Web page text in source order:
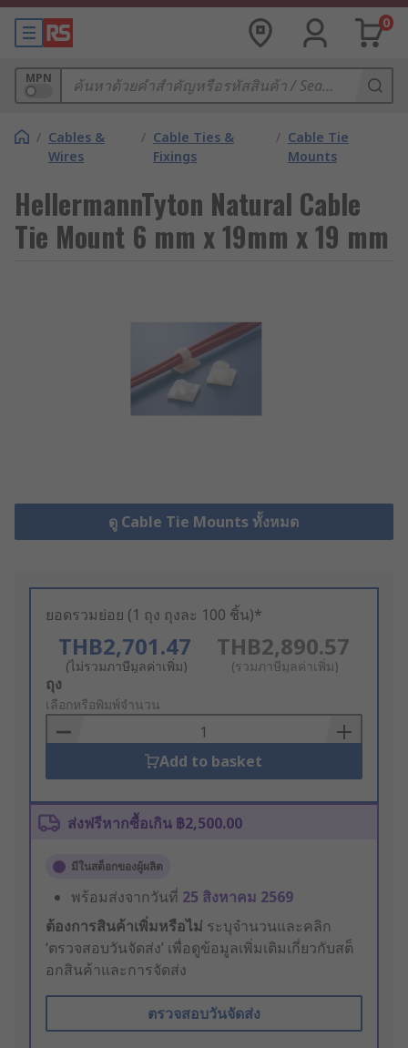
0
MPN
/ Cables &
Wires
/ Cable Ties &
Fixings
/ Cable Tie
Mounts
HellermannTyton Natural Cable
Tie Mount 6 mm x 19mm x 19 mm
ดู Cable Tie Mounts ทั้งหมด
ยอดรวมย่อย (1 ถุง ถุงละ 100 ชิ้น)*
THB2,701.47
(ไม่รวมภาษีมูลค่าเพิ่ม)
THB2,890.57
(รวมภาษีมูลค่าเพิ่ม)
Add
to
Basket
ถุง
เลือกหรือพิมพ์จำนวน
Add to basket
ส่งฟรีหากซื้อเกิน ฿2,500.00
มีในสต็อกของผู้ผลิต
พร้อมส่งจากวันที่ 25 สิงหาคม 2569
ต้องการสินค้าเพิ่มหรือไม่ ระบุจำนวนและคลิก
‘ตรวจสอบวันจัดส่ง’ เพื่อดูข้อมูลเพิ่มเติมเกี่ยวกับสต็
อกสินค้าและการจัดส่ง
ตรวจสอบวันจัดส่ง